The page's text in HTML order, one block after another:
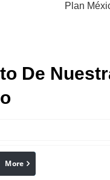
Plan México
De
linkedin
More